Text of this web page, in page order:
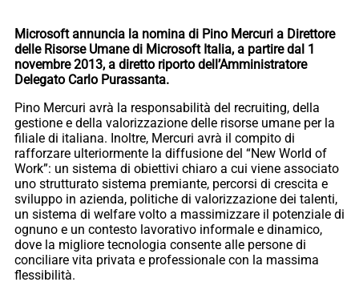
Microsoft annuncia la nomina di Pino Mercuri a Direttore
delle Risorse Umane di Microsoft Italia, a partire dal 1
novembre 2013, a diretto riporto dell’Amministratore
Delegato Carlo Purassanta.
Pino Mercuri avrà la responsabilità del recruiting, della
gestione e della valorizzazione delle risorse umane per la
filiale di italiana. Inoltre, Mercuri avrà il compito di
rafforzare ulteriormente la diffusione del “New World of
Work”: un sistema di obiettivi chiaro a cui viene associato
uno strutturato sistema premiante, percorsi di crescita e
sviluppo in azienda, politiche di valorizzazione dei talenti,
un sistema di welfare volto a massimizzare il potenziale di
ognuno e un contesto lavorativo informale e dinamico,
dove la migliore tecnologia consente alle persone di
conciliare vita privata e professionale con la massima
flessibilità.